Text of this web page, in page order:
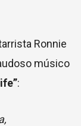
Ronnie
músico
: